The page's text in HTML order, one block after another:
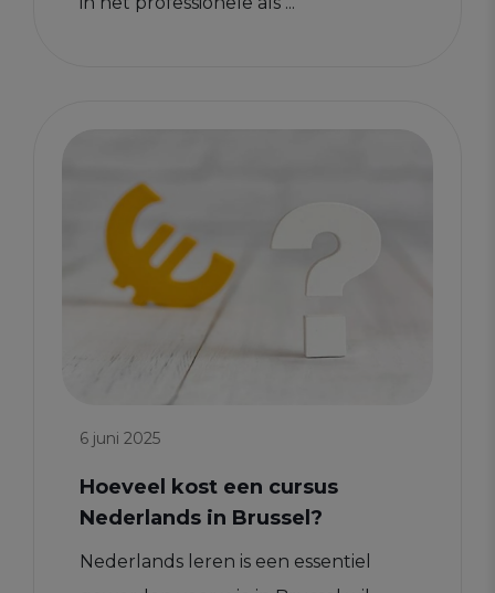
6 juni 2025
Hoeveel kost een cursus
Nederlands in Brussel?
Nederlands leren is een essentiel